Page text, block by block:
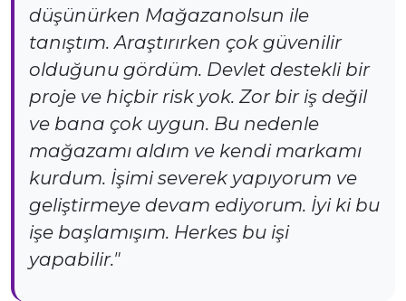
düşünürken Mağazanolsun ile
tanıştım. Araştırırken çok güvenilir
olduğunu gördüm. Devlet destekli bir
proje ve hiçbir risk yok. Zor bir iş değil
ve bana çok uygun. Bu nedenle
mağazamı aldım ve kendi markamı
kurdum. İşimi severek yapıyorum ve
geliştirmeye devam ediyorum. İyi ki bu
işe başlamışım. Herkes bu işi
yapabilir."